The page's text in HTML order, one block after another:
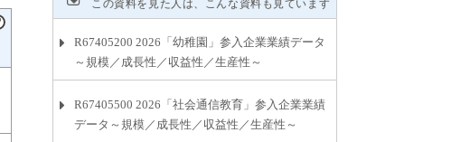
この資料を見た人は、こんな資料も見ています
R67405200 2026「幼稚園」参入企業業績データ
～規模／成長性／収益性／生産性～
R67405500 2026「社会通信教育」参入企業業績
データ～規模／成長性／収益性／生産性～